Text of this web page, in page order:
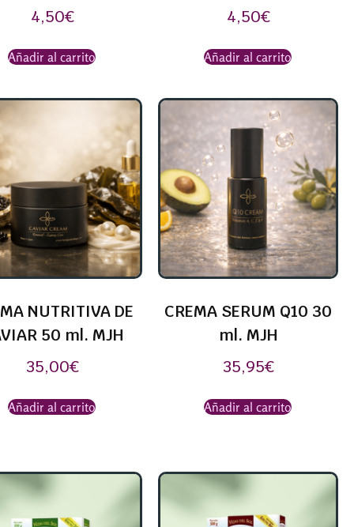
4,50€
Añadir al carrito
4,50€
Añadir al carrito
NUTRITIVA DE
50 ml. MJH
35,00€
Añadir al carrito
CREMA SERUM Q10 30
ml. MJH
35,95€
Añadir al carrito